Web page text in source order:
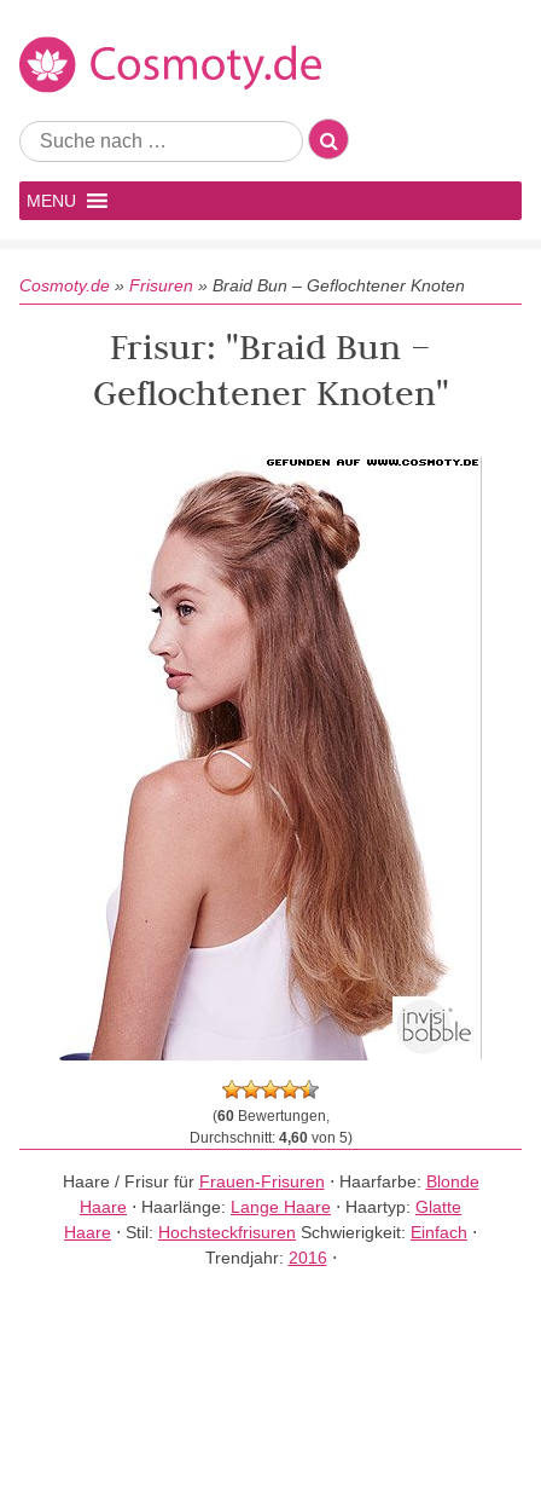
MENU
Cosmoty.de » Frisuren » Braid Bun – Geflochtener Knoten
Frisur: "Braid Bun –
Geflochtener Knoten"
(60Bewertungen,
Durchschnitt: 4,60von 5)
Haare / Frisur für Frauen-Frisuren ⋅ Haarfarbe: Blonde
Haare ⋅ Haarlänge: Lange Haare ⋅ Haartyp: Glatte
Haare ⋅ Stil: Hochsteckfrisuren Schwierigkeit: Einfach ⋅
Trendjahr: 2016 ⋅